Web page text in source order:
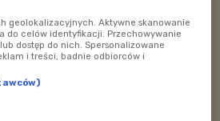
do zrobienia przez dzieci medali.
koncertu czekały „Karty
którzy zbiorą pieczątki
na majowym „Alfabecie
geolokalizacyjnych. Aktywne skanowanie
do celów identyfikacji. Przechowywanie
dostęp do nich. Spersonalizowane
i treści, badnie odbiorców i